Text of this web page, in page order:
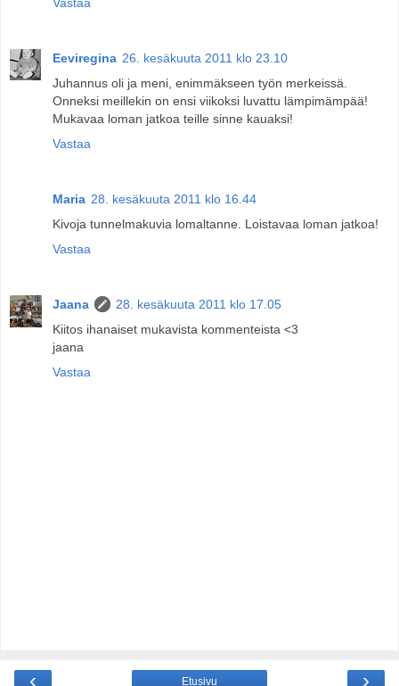
Eeviregina 26. kesäkuuta 2011 klo 23.10
Juhannus oli ja meni, enimmäkseen työn merkeissä.
Onneksi meillekin on ensi viikoksi luvattu lämpimämpää!
Mukavaa loman jatkoa teille sinne kauaksi!
Vastaa
Maria 28. kesäkuuta 2011 klo 16.44
Kivoja tunnelmakuvia lomaltanne. Loistavaa loman jatkoa!
Vastaa
Jaana
28. kesäkuuta 2011 klo 17.05
Kiitos ihanaiset mukavista kommenteista <3
jaana
Vastaa
‹ ›
Etusivu